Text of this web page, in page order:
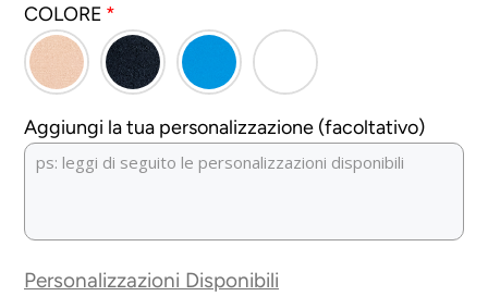
COLORE
Aggiungi la tua personalizzazione (facoltativo)
Personalizzazioni Disponibili